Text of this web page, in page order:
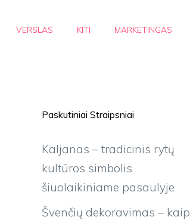
VERSLAS KITI MARKETINGAS
Paskutiniai Straipsniai
Kaljanas – tradicinis rytų
kultūros simbolis
šiuolaikiniame pasaulyje
Švenčių dekoravimas – kaip